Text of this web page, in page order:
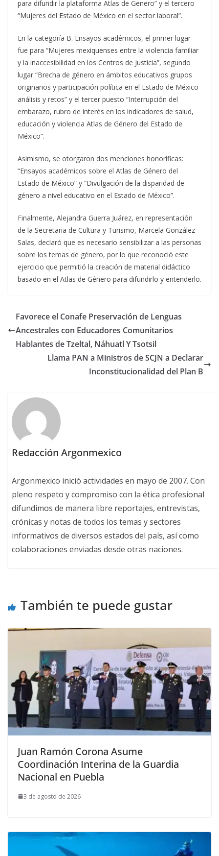
para difundir la plataforma Atlas de Genero” y el tercero
“Mujeres del Estado de México en el sector laboral”.
En la categoría B. Ensayos académicos, el primer lugar
fue para “Mujeres mexiquenses entre la violencia familiar
y la inaccesibilidad en los Centros de Justicia”, segundo
lugar “Brecha de género en ámbitos educativos grupos
originarios y participación política en el Estado de México
análisis y retos” y el tercer puesto “Interrupción del
embarazo, rubro de interés en los indicadores de salud,
educación y violencia Atlas de Género del Estado de
México”.
Asimismo, se otorgaron dos menciones honoríficas:
“Ensayos académicos sobre el Atlas de Género del
Estado de México” y “Divulgación de la disparidad de
género a nivel educativo en el Estado de México”.
Finalmente, Alejandra Guerra Juárez, en representación
de la Secretaria de Cultura y Turismo, Marcela González
Salas, declaró que es necesario sensibilizar a las personas
sobre los temas de género, por lo que reconoció este
ejercicio que permitió la creación de material didáctico
basado en el Atlas de Género para difundirlo y entenderlo.
Favorece el Conafe Preservación de Lenguas
Ancestrales con Educadores Comunitarios
Hablantes de Tzeltal, Náhuatl Y Tsotsil
Llama PAN a Ministros de SCJN a Declarar
Inconstitucionalidad del Plan B
Redacción Argonmexico
Argonmexico inició actividades en mayo de 2007. Con
pleno respeto y compromiso con la ética profesional
difundimos de manera libre reportajes, entrevistas,
crónicas y notas de todos los temas y sectores
informativos de diversos estados del país, así como
colaboraciones enviadas desde otras naciones.
También te puede gustar
Juan Ramón Corona Asume
Coordinación Interina de la Guardia
Nacional en Puebla
3 de agosto de 2026